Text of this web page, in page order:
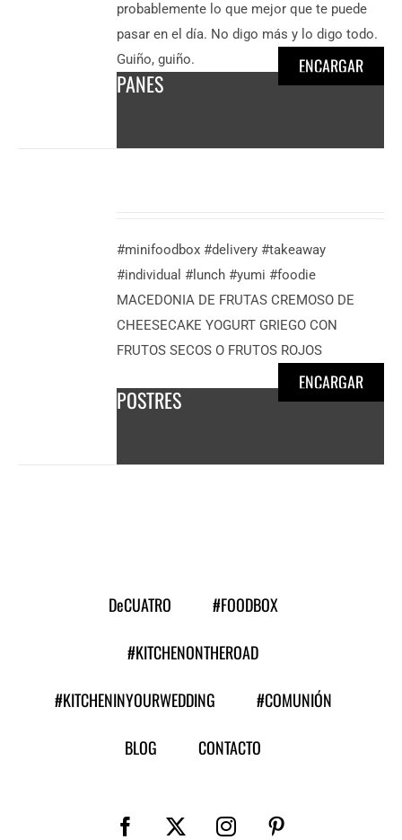
PANES
probablemente lo que mejor que te puede
pasar en el día. No digo más y lo digo todo.
Guiño, guiño.
ENCARGAR
POSTRES
#minifoodbox #delivery #takeaway
#individual #lunch #yumi #foodie
MACEDONIA DE FRUTAS CREMOSO DE
CHEESECAKE YOGURT GRIEGO CON
FRUTOS SECOS O FRUTOS ROJOS
ENCARGAR
DeCUATRO #FOODBOX
#KITCHENONTHEROAD
#KITCHENINYOURWEDDING #COMUNIÓN
BLOG CONTACTO